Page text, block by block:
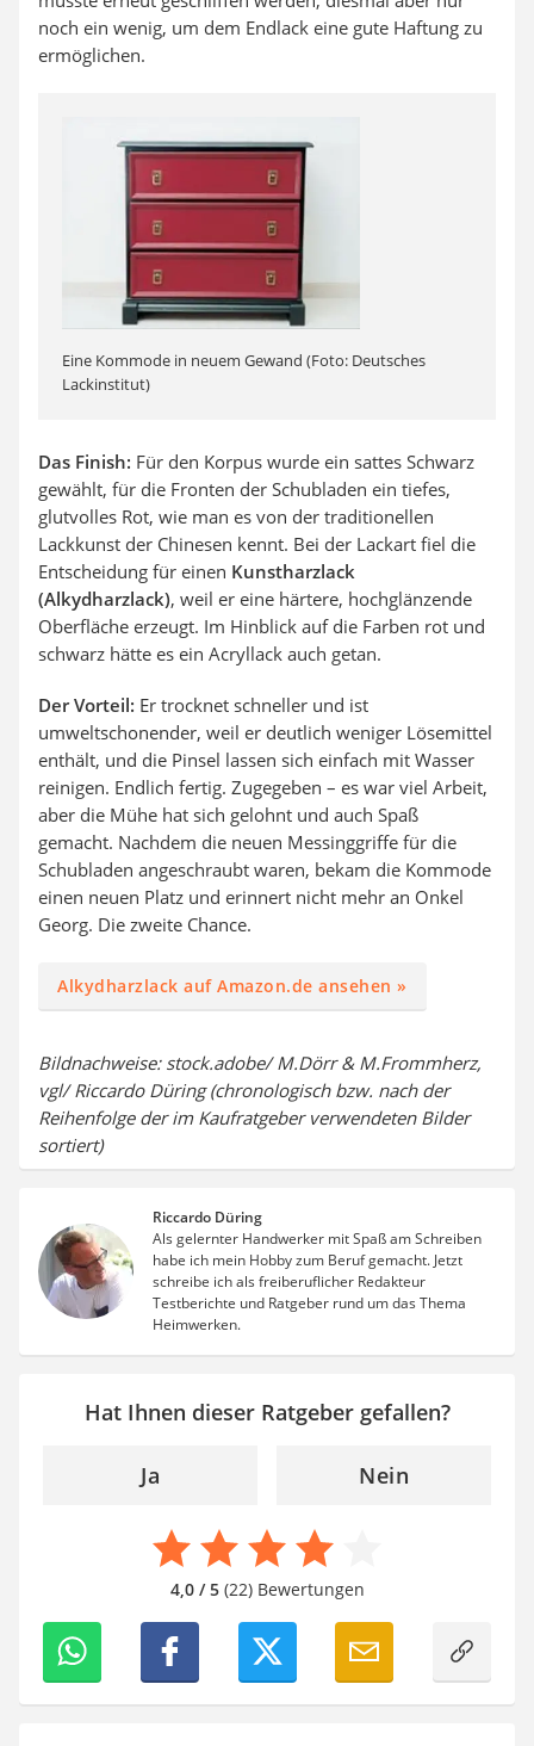
noch ein wenig, um dem Endlack eine gute Haftung zu
ermöglichen.
Eine Kommode in neuem Gewand (Foto: Deutsches
Lackinstitut)
Das Finish: Für den Korpus wurde ein sattes Schwarz
gewählt, für die Fronten der Schubladen ein tiefes,
glutvolles Rot, wie man es von der traditionellen
Lackkunst der Chinesen kennt. Bei der Lackart fiel die
Entscheidung für einen Kunstharzlack
(Alkydharzlack), weil er eine härtere, hochglänzende
Oberfläche erzeugt. Im Hinblick auf die Farben rot und
schwarz hätte es ein Acryllack auch getan.
Der Vorteil: Er trocknet schneller und ist
umweltschonender, weil er deutlich weniger Lösemittel
enthält, und die Pinsel lassen sich einfach mit Wasser
reinigen. Endlich fertig. Zugegeben – es war viel Arbeit,
aber die Mühe hat sich gelohnt und auch Spaß
gemacht. Nachdem die neuen Messinggriffe für die
Schubladen angeschraubt waren, bekam die Kommode
einen neuen Platz und erinnert nicht mehr an Onkel
Georg. Die zweite Chance.
Alkydharzlack auf Amazon.de ansehen »
Bildnachweise: stock.adobe/ M.Dörr & M.Frommherz,
vgl/ Riccardo Düring (chronologisch bzw. nach der
Reihenfolge der im Kaufratgeber verwendeten Bilder
sortiert)
Riccardo Düring
Als gelernter Handwerker mit Spaß am Schreiben
habe ich mein Hobby zum Beruf gemacht. Jetzt
schreibe ich als freiberuflicher Redakteur
Testberichte und Ratgeber rund um das Thema
Heimwerken.
Hat Ihnen dieser Ratgeber gefallen?
Ja Nein
4,0 / 5(22) Bewertungen